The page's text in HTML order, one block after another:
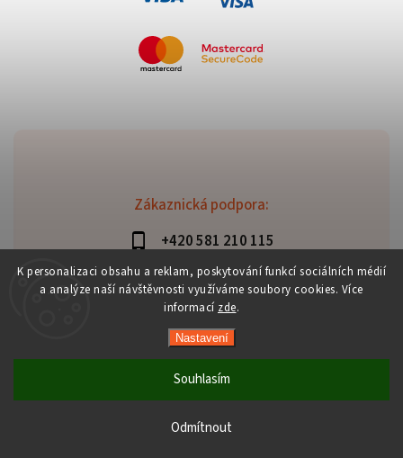
K personalizaci obsahu a reklam, poskytování funkcí sociálních médií
a analýze naší návštěvnosti využíváme soubory cookies. Více
informací zde.
Nastavení
Odmítnout
Souhlasím
Zákaznická podpora:
+420 581 210 115
info@davaztechnik.cz
Copyright 2026Daniš Davaztechnik. Všechna práva